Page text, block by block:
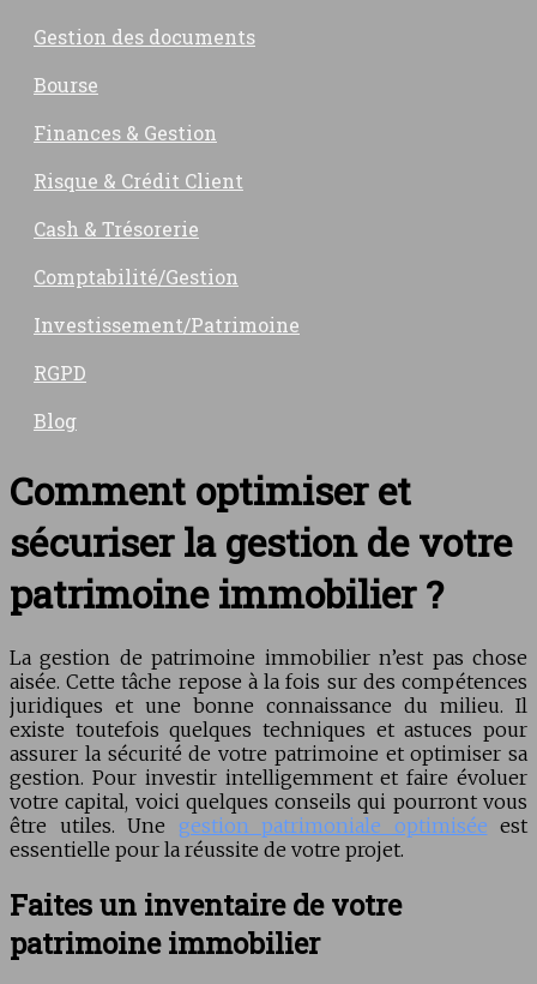
Gestion des documents
Bourse
Finances & Gestion
Risque & Crédit Client
Cash & Trésorerie
Comptabilité/Gestion
Investissement/Patrimoine
RGPD
Blog
Comment optimiser et
sécuriser la gestion de votre
patrimoine immobilier ?
La gestion de patrimoine immobilier n’est pas chose
aisée. Cette tâche repose à la fois sur des compétences
juridiques et une bonne connaissance du milieu. Il
existe toutefois quelques techniques et astuces pour
assurer la sécurité de votre patrimoine et optimiser sa
gestion. Pour investir intelligemment et faire évoluer
votre capital, voici quelques conseils qui pourront vous
être utiles. Une gestion patrimoniale optimisée est
essentielle pour la réussite de votre projet.
Faites un inventaire de votre
patrimoine immobilier